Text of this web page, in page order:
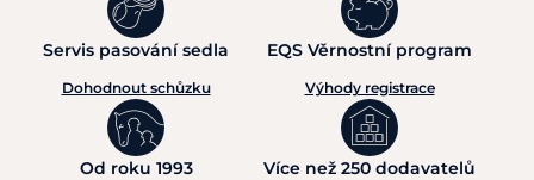
Servis pasování sedla
Dohodnout schůzku
EQS Věrnostní program
Výhody registrace
Od roku 1993 Více než 250 dodavatelů